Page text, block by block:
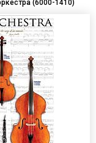
(6000-1410)